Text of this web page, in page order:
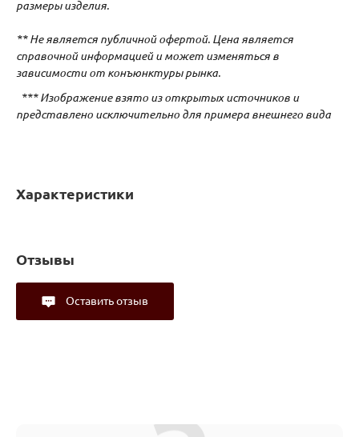
размеры изделия.
** Не является публичной офертой. Цена является
справочной информацией и может изменяться в
зависимости от конъюнктуры рынка.
*** Изображение взято из открытых источников и
представлено исключительно для примера внешнего вида
Характеристики
Отзывы
Оставить отзыв